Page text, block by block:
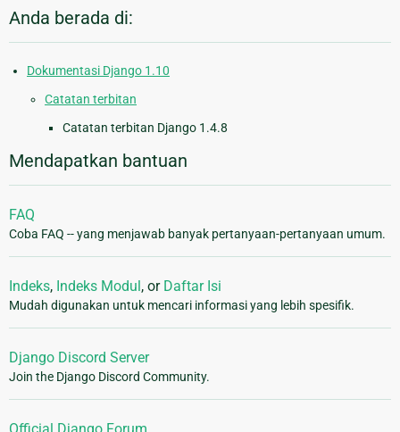
Anda berada di:
Dokumentasi Django 1.10
Catatan terbitan
Catatan terbitan Django 1.4.8
Mendapatkan bantuan
FAQ
Coba FAQ -- yang menjawab banyak pertanyaan-pertanyaan umum.
Indeks, Indeks Modul, or Daftar Isi
Mudah digunakan untuk mencari informasi yang lebih spesifik.
Django Discord Server
Join the Django Discord Community.